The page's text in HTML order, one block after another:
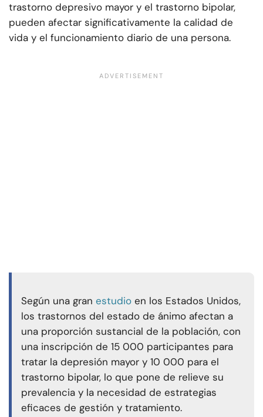
trastorno depresivo mayor y el trastorno bipolar,
pueden afectar significativamente la calidad de
vida y el funcionamiento diario de una persona.
Según una gran estudio en los Estados Unidos,
los trastornos del estado de ánimo afectan a
una proporción sustancial de la población, con
una inscripción de 15 000 participantes para
tratar la depresión mayor y 10 000 para el
trastorno bipolar, lo que pone de relieve su
prevalencia y la necesidad de estrategias
eficaces de gestión y tratamiento.